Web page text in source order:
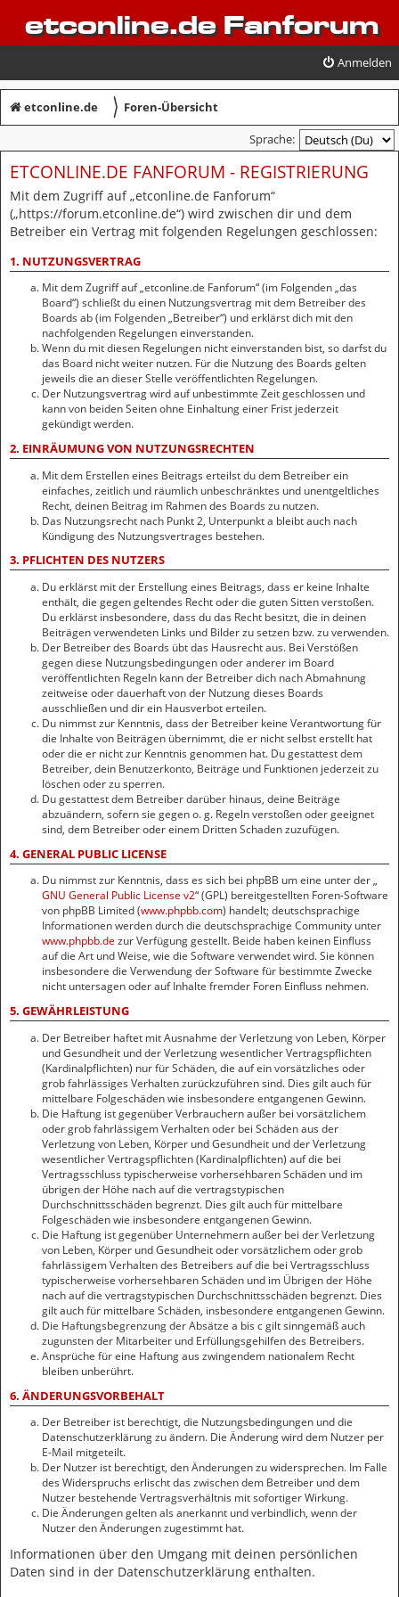
etconline.de Fanforum
Anmelden
etconline.de 〉 Foren-Übersicht
Sprache:
ETCONLINE.DE FANFORUM - REGISTRIERUNG
Mit dem Zugriff auf „etconline.de Fanforum“
(„https://forum.etconline.de“) wird zwischen dir und dem
Betreiber ein Vertrag mit folgenden Regelungen geschlossen:
1. NUTZUNGSVERTRAG
Mit dem Zugriff auf „etconline.de Fanforum“ (im Folgenden „das
Board“) schließt du einen Nutzungsvertrag mit dem Betreiber des
Boards ab (im Folgenden „Betreiber“) und erklärst dich mit den
nachfolgenden Regelungen einverstanden.
Wenn du mit diesen Regelungen nicht einverstanden bist, so darfst du
das Board nicht weiter nutzen. Für die Nutzung des Boards gelten
jeweils die an dieser Stelle veröffentlichten Regelungen.
Der Nutzungsvertrag wird auf unbestimmte Zeit geschlossen und
kann von beiden Seiten ohne Einhaltung einer Frist jederzeit
gekündigt werden.
2. EINRÄUMUNG VON NUTZUNGSRECHTEN
Mit dem Erstellen eines Beitrags erteilst du dem Betreiber ein
einfaches, zeitlich und räumlich unbeschränktes und unentgeltliches
Recht, deinen Beitrag im Rahmen des Boards zu nutzen.
Das Nutzungsrecht nach Punkt 2, Unterpunkt a bleibt auch nach
Kündigung des Nutzungsvertrages bestehen.
3. PFLICHTEN DES NUTZERS
Du erklärst mit der Erstellung eines Beitrags, dass er keine Inhalte
enthält, die gegen geltendes Recht oder die guten Sitten verstoßen.
Du erklärst insbesondere, dass du das Recht besitzt, die in deinen
Beiträgen verwendeten Links und Bilder zu setzen bzw. zu verwenden.
Der Betreiber des Boards übt das Hausrecht aus. Bei Verstößen
gegen diese Nutzungsbedingungen oder anderer im Board
veröffentlichten Regeln kann der Betreiber dich nach Abmahnung
zeitweise oder dauerhaft von der Nutzung dieses Boards
ausschließen und dir ein Hausverbot erteilen.
Du nimmst zur Kenntnis, dass der Betreiber keine Verantwortung für
die Inhalte von Beiträgen übernimmt, die er nicht selbst erstellt hat
oder die er nicht zur Kenntnis genommen hat. Du gestattest dem
Betreiber, dein Benutzerkonto, Beiträge und Funktionen jederzeit zu
löschen oder zu sperren.
Du gestattest dem Betreiber darüber hinaus, deine Beiträge
abzuändern, sofern sie gegen o. g. Regeln verstoßen oder geeignet
sind, dem Betreiber oder einem Dritten Schaden zuzufügen.
4. GENERAL PUBLIC LICENSE
Du nimmst zur Kenntnis, dass es sich bei phpBB um eine unter der „
GNU General Public License v2“ (GPL) bereitgestellten Foren-Software
von phpBB Limited (www.phpbb.com) handelt; deutschsprachige
Informationen werden durch die deutschsprachige Community unter
www.phpbb.de zur Verfügung gestellt. Beide haben keinen Einfluss
auf die Art und Weise, wie die Software verwendet wird. Sie können
insbesondere die Verwendung der Software für bestimmte Zwecke
nicht untersagen oder auf Inhalte fremder Foren Einfluss nehmen.
5. GEWÄHRLEISTUNG
Der Betreiber haftet mit Ausnahme der Verletzung von Leben, Körper
und Gesundheit und der Verletzung wesentlicher Vertragspflichten
(Kardinalpflichten) nur für Schäden, die auf ein vorsätzliches oder
grob fahrlässiges Verhalten zurückzuführen sind. Dies gilt auch für
mittelbare Folgeschäden wie insbesondere entgangenen Gewinn.
Die Haftung ist gegenüber Verbrauchern außer bei vorsätzlichem
oder grob fahrlässigem Verhalten oder bei Schäden aus der
Verletzung von Leben, Körper und Gesundheit und der Verletzung
wesentlicher Vertragspflichten (Kardinalpflichten) auf die bei
Vertragsschluss typischerweise vorhersehbaren Schäden und im
übrigen der Höhe nach auf die vertragstypischen
Durchschnittsschäden begrenzt. Dies gilt auch für mittelbare
Folgeschäden wie insbesondere entgangenen Gewinn.
Die Haftung ist gegenüber Unternehmern außer bei der Verletzung
von Leben, Körper und Gesundheit oder vorsätzlichem oder grob
fahrlässigem Verhalten des Betreibers auf die bei Vertragsschluss
typischerweise vorhersehbaren Schäden und im Übrigen der Höhe
nach auf die vertragstypischen Durchschnittsschäden begrenzt. Dies
gilt auch für mittelbare Schäden, insbesondere entgangenen Gewinn.
Die Haftungsbegrenzung der Absätze a bis c gilt sinngemäß auch
zugunsten der Mitarbeiter und Erfüllungsgehilfen des Betreibers.
Ansprüche für eine Haftung aus zwingendem nationalem Recht
bleiben unberührt.
6. ÄNDERUNGSVORBEHALT
Der Betreiber ist berechtigt, die Nutzungsbedingungen und die
Datenschutzerklärung zu ändern. Die Änderung wird dem Nutzer per
E-Mail mitgeteilt.
Der Nutzer ist berechtigt, den Änderungen zu widersprechen. Im Falle
des Widerspruchs erlischt das zwischen dem Betreiber und dem
Nutzer bestehende Vertragsverhältnis mit sofortiger Wirkung.
Die Änderungen gelten als anerkannt und verbindlich, wenn der
Nutzer den Änderungen zugestimmt hat.
Informationen über den Umgang mit deinen persönlichen
Daten sind in der Datenschutzerklärung enthalten.